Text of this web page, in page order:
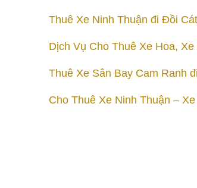
Thuê Xe Ninh Thuận đi Đồi
Dịch Vụ Cho Thuê Xe Hoa,
Thuê Xe Sân Bay Cam Ranh
Cho Thuê Xe Ninh Thuận –